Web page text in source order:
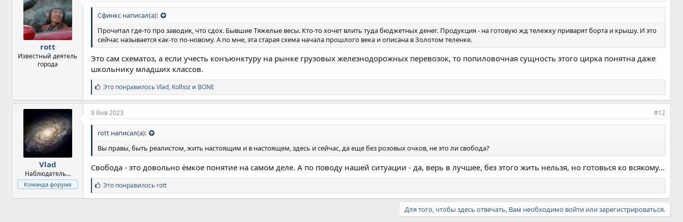
т
и
:
rott
Известный деятель
города
Сфинкс написал(а):
Прочитал где-то про заводик, что сдох. Бывшие Тяжелые весы. Кто-то хочет влить туда бюджетных денег. Продукция - на готовую жд тележку приварят борта и крышу. И это
сейчас называется как-то по-новому. А по мне, эта старая схема начала прошлого века и описана в Золотом теленке.
Это сам схематоз, а если учесть конъюнктуру на рынке грузовых железнодорожных перевозок, то попиловочная сущность этого цирка понятна даже
школьнику младших классов.
С
и
м
п
т
и
:
Это понравилосьVlad, Kolhoz и BONE
Vlad
Наблюдатель...
Команда форума
9 Янв 2023 #12
rott написал(а):
Вы правы, быть реалистом, жить настоящим и в настоящем, здесь и сейчас, да еще без розовых очков, не это ли свобода?
Свобода - это довольно ёмкое понятие на самом деле. А по поводу нашей ситуации - да, верь в лучшее, без этого жить нельзя, но готовься ко всякому...
С
и
м
Это понравилось rott
Для того, чтобы здесь отвечать, Вам необходимо войти или зарегистрироваться.